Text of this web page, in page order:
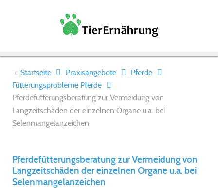
Startseite Praxisangebote
Pferde
Fütterungsprobleme Pferde
Pferdefütterungsberatung zur Vermeidung von
Langzeitschäden der einzelnen Organe u.a. bei
Selenmangelanzeichen
Pferdefütterungsberatung zur Vermeidung von
Langzeitschäden der einzelnen Organe u.a. bei
Selenmangelanzeichen